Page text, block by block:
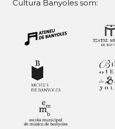
Cultura Banyoles som: